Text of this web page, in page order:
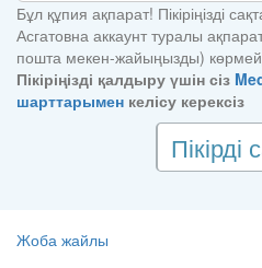
Бұл құпия ақпарат! Пікіріңізді
Асгатовна аккаунт туралы
пошта мекен-жайыңызды)
Пікіріңізді қалдыру үшін сіз
шарттарымен келісу керексіз
Пікірді
Жоба жайлы